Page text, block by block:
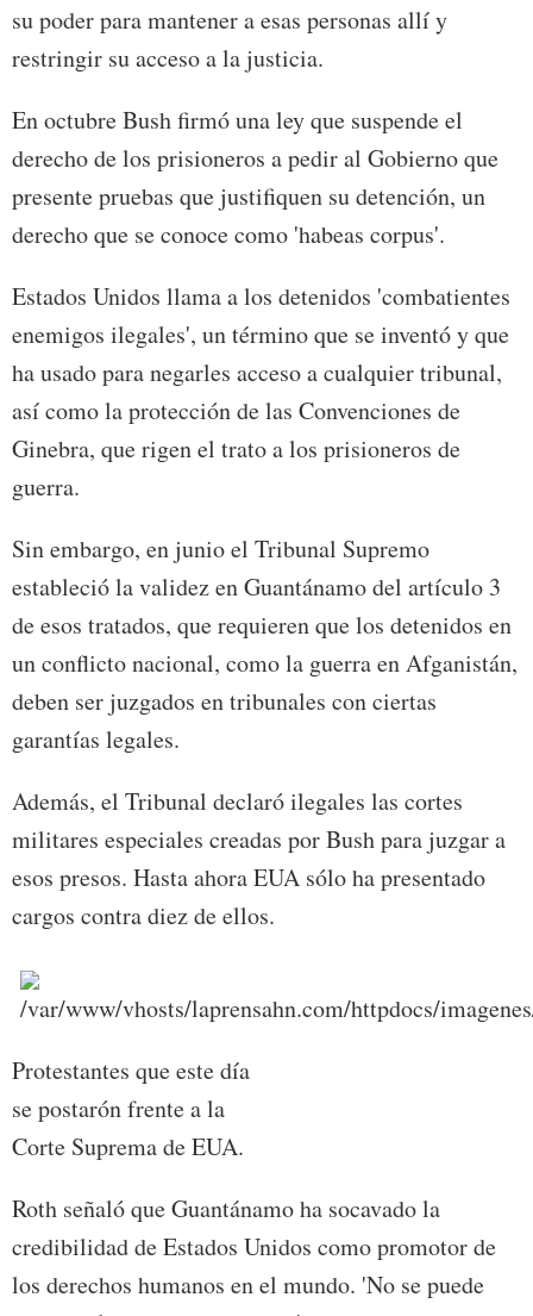
su poder para mantener a esas personas allí y
restringir su acceso a la justicia.
En octubre Bush firmó una ley que suspende el
derecho de los prisioneros a pedir al Gobierno que
presente pruebas que justifiquen su detención, un
derecho que se conoce como 'habeas corpus'.
Estados Unidos llama a los detenidos 'combatientes
enemigos ilegales', un término que se inventó y que
ha usado para negarles acceso a cualquier tribunal,
así como la protección de las Convenciones de
Ginebra, que rigen el trato a los prisioneros de
guerra.
Sin embargo, en junio el Tribunal Supremo
estableció la validez en Guantánamo del artículo 3
de esos tratados, que requieren que los detenidos en
un conflicto nacional, como la guerra en Afganistán,
deben ser juzgados en tribunales con ciertas
garantías legales.
Además, el Tribunal declaró ilegales las cortes
militares especiales creadas por Bush para juzgar a
esos presos. Hasta ahora EUA sólo ha presentado
cargos contra diez de ellos.
Protestantes que este día
se postarón frente a la
Corte Suprema de EUA.
Roth señaló que Guantánamo ha socavado la
credibilidad de Estados Unidos como promotor de
los derechos humanos en el mundo. 'No se puede